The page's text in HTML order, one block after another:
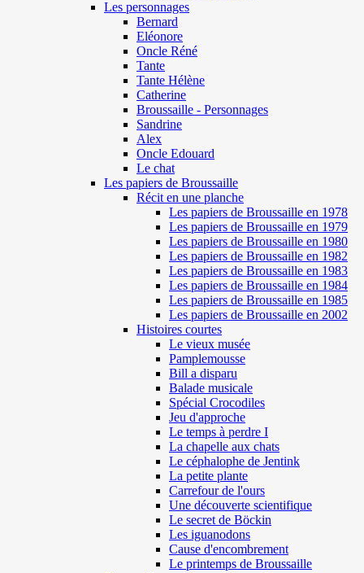
Les personnages
Bernard
Eléonore
Oncle Réné
Tante
Tante Hélène
Catherine
Broussaille - Personnages
Sandrine
Alex
Oncle Edouard
Le chat
Les papiers de Broussaille
Récit en une planche
Les papiers de Broussaille en 1978
Les papiers de Broussaille en 1979
Les papiers de Broussaille en 1980
Les papiers de Broussaille en 1982
Les papiers de Broussaille en 1983
Les papiers de Broussaille en 1984
Les papiers de Broussaille en 1985
Les papiers de Broussaille en 2002
Histoires courtes
Le vieux musée
Pamplemousse
Bill a disparu
Balade musicale
Spécial Crocodiles
Jeu d'approche
Le temps à perdre I
La chapelle aux chats
Le céphalophe de Jentink
La petite plante
Carrefour de l'ours
Une découverte scientifique
Le secret de Böckin
Les iguanodons
Cause d'encombrement
Le printemps de Broussaille